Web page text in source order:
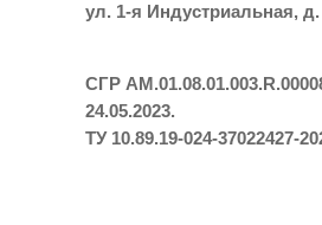
ул. 1-я Индустриальная, д.
СГР
24.05.2023.
ТУ 10.89.19-024-37022427-